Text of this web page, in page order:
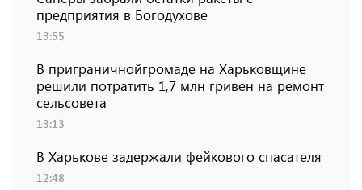
предприятия в Богодухове
13:55
В приграничнойгромаде на Харьковщине
решили потратить 1,7 млн ​​гривен на ремонт
сельсовета
13:13
В Харькове задержали фейкового спасателя
12:48